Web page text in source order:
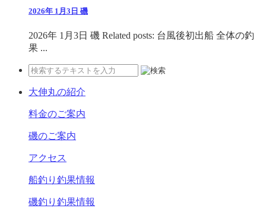
2026年 1月3日 磯
2026年 1月3日 磯 Related posts: 台風後初出船 全体の釣
果 ...
大伸丸の紹介
料金のご案内
磯のご案内
アクセス
船釣り釣果情報
磯釣り釣果情報